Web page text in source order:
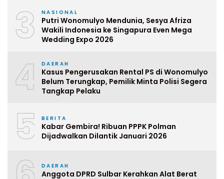
3 NASIONAL
Putri Wonomulyo Mendunia, Sesya Afriza
Wakili Indonesia ke Singapura Even Mega
Wedding Expo 2026
4 DAERAH
Kasus Pengerusakan Rental PS di Wonomulyo
Belum Terungkap, Pemilik Minta Polisi Segera
Tangkap Pelaku
5 BERITA
Kabar Gembira! Ribuan PPPK Polman
Dijadwalkan Dilantik Januari 2026
DAERAH
Anggota DPRD Sulbar Kerahkan Alat Berat